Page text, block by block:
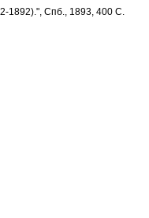
1892).", Спб., 1893, 400 С.